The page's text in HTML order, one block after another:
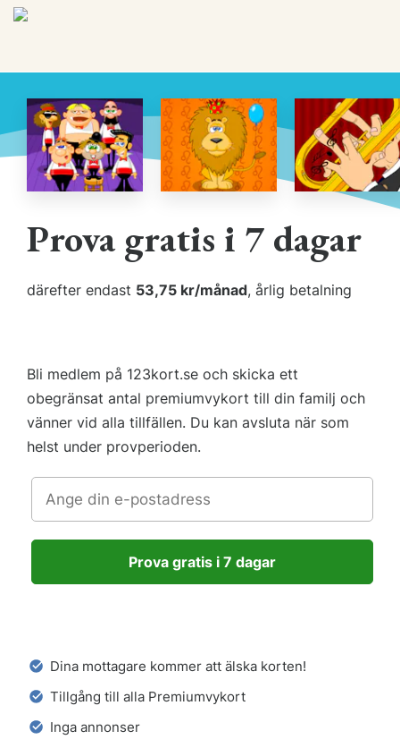
Prova gratis i 7 dagar
därefter endast 53,75 kr/månad, årlig betalning
Bli medlem på 123kort.se och skicka ett
obegränsat antal premiumvykort till din familj och
vänner vid alla tillfällen. Du kan avsluta när som
helst under provperioden.
Prova gratis i 7 dagar
Dina mottagare kommer att älska korten!
Tillgång till alla Premiumvykort
Inga annonser